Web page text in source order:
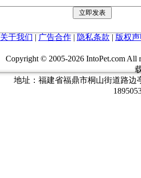
关于我们 | 广告合作| 隐私条款 | 版权
Copyright © 2005-2026 IntoPet.com
地址：福建省福鼎市桐山街道路边